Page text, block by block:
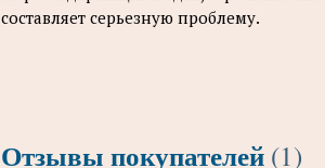
составляет серьезную проблему.
Отзывы покупателей (1)